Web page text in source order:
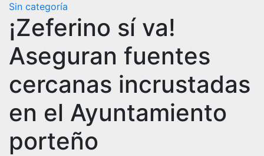
Sin categoría
¡Zeferino sí va!
Aseguran fuentes
cercanas incrustadas
en el Ayuntamiento
porteño